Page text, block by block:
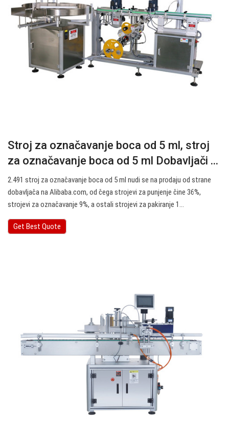
Stroj za označavanje boca od 5 ml, stroj
za označavanje boca od 5 ml Dobavljači ...
2.491 stroj za označavanje boca od 5 ml nudi se na prodaju od strane
dobavljača na Alibaba.com, od čega strojevi za punjenje čine 36%,
strojevi za označavanje 9%, a ostali strojevi za pakiranje 1…
Get Best Quote